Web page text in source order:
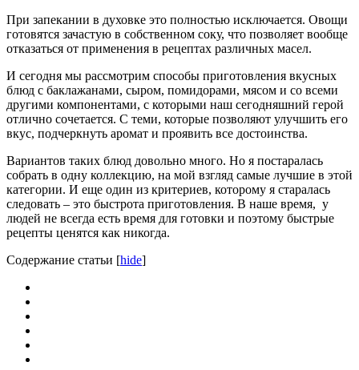
При запекании в духовке это полностью исключается. Овощи
готовятся зачастую в собственном соку, что позволяет вообще
отказаться от применения в рецептах различных масел.
И сегодня мы рассмотрим способы приготовления вкусных
блюд с баклажанами, сыром, помидорами, мясом и со всеми
другими компонентами, с которыми наш сегодняшний герой
отлично сочетается. С теми, которые позволяют улучшить его
вкус, подчеркнуть аромат и проявить все достоинства.
Вариантов таких блюд довольно много. Но я постаралась
собрать в одну коллекцию, на мой взгляд самые лучшие в этой
категории. И еще один из критериев, которому я старалась
следовать – это быстрота приготовления. В наше время, у
людей не всегда есть время для готовки и поэтому быстрые
рецепты ценятся как никогда.
Содержание статьи [hide]